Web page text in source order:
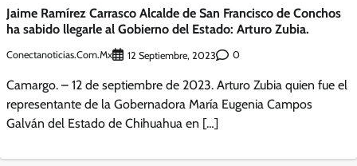
Jaime Ramírez Carrasco Alcalde de San Francisco de Conchos
ha sabido llegarle al Gobierno del Estado: Arturo Zubia.
Conectanoticias.com.mx 12 Septiembre, 2023 0
Camargo. – 12 de septiembre de 2023. Arturo Zubia quien fue el
representante de la Gobernadora María Eugenia Campos
Galván del Estado de Chihuahua en […]